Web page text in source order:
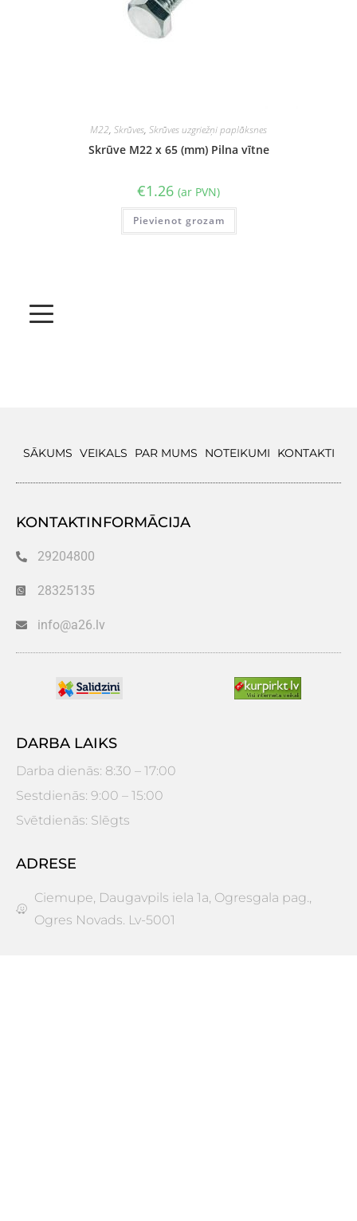
M22, Skrūves, Skrūves uzgriežņi paplāksnes
Skrūve M22 x 65 (mm) Pilna vītne
€1.26 (ar PVN)
Pievienot grozam
SĀKUMS VEIKALS PAR MUMS NOTEIKUMI KONTAKTI
KONTAKTINFORMĀCIJA
29204800
28325135
info@a26.lv
DARBA LAIKS
Darba dienās: 8:30 – 17:00
Sestdienās: 9:00 – 15:00
Svētdienās: Slēgts
ADRESE
Ciemupe, Daugavpils iela 1a, Ogresgala pag.,
Ogres Novads. Lv-5001